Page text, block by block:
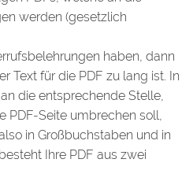
werden (gesetzlich
haben, dann
Text für die PDF zu lang ist. In
die entsprechende Stelle,
PDF-Seite umbrechen soll,
in Großbuchstaben und in
Ihre PDF aus zwei